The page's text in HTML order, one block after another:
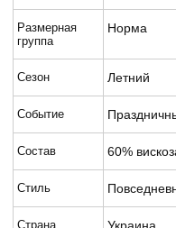
Размерная
группа
Норма
Сезон Летний
Событие
Состав 60%
Стиль
Страна